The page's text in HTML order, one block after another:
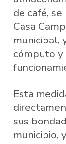
de café,
Casa
municipal,
cómputo y
Esta
sus
municipio,